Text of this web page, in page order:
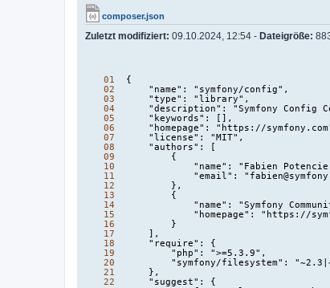
composer.json
Zuletzt modifiziert: 09.10.2024, 12:54 - Dateigröße:
01
{
02
"name": "symfony/config",
03
"type": "library",
04
"description": "Symfony Config
05
"keywords": [],
06
"homepage": "https://
07
"license": "MIT",
08
"authors": [
09
{
10
"name": "Fabien
11
"email":
12
},
13
{
14
"name": "Symfony
15
"homepage": "https://
16
}
17
],
18
"require": {
19
"php": ">=5.3.9",
20
"symfony/filesystem":
21
},
22
"suggest": {